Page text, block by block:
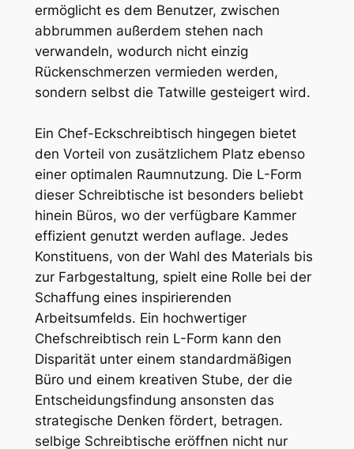
ermöglicht es dem Benutzer, zwischen
abbrummen außerdem stehen nach
verwandeln, wodurch nicht einzig
Rückenschmerzen vermieden werden,
sondern selbst die Tatwille gesteigert wird.
Ein Chef-Eckschreibtisch hingegen bietet
den Vorteil von zusätzlichem Platz ebenso
einer optimalen Raumnutzung. Die L-Form
dieser Schreibtische ist besonders beliebt
hinein Büros, wo der verfügbare Kammer
effizient genutzt werden auflage. Jedes
Konstituens, von der Wahl des Materials bis
zur Farbgestaltung, spielt eine Rolle bei der
Schaffung eines inspirierenden
Arbeitsumfelds. Ein hochwertiger
Chefschreibtisch rein L-Form kann den
Disparität unter einem standardmäßigen
Büro und einem kreativen Stube, der die
Entscheidungsfindung ansonsten das
strategische Denken fördert, betragen.
selbige Schreibtische eröffnen nicht nur